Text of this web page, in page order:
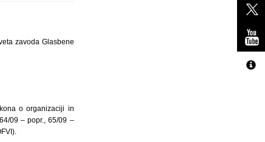
zavoda Glasbene
o organizaciji in
09 – popr., 65/09 –